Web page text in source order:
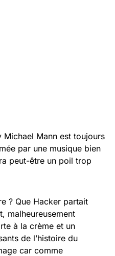
Michael Mann est toujours
par une musique bien
peut-être un poil trop
? Que Hacker partait
malheureusement
à la crème et un
de l’histoire du
car comme